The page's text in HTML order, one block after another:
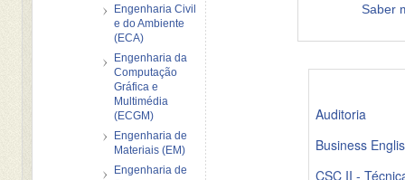
Saber
Auditoria
Business
CSC II -
Engenharia Civil
e do Ambiente
(ECA)
Engenharia da
Computação
Gráfica e
Multimédia
(ECGM)
Engenharia de
Materiais (EM)
Engenharia de